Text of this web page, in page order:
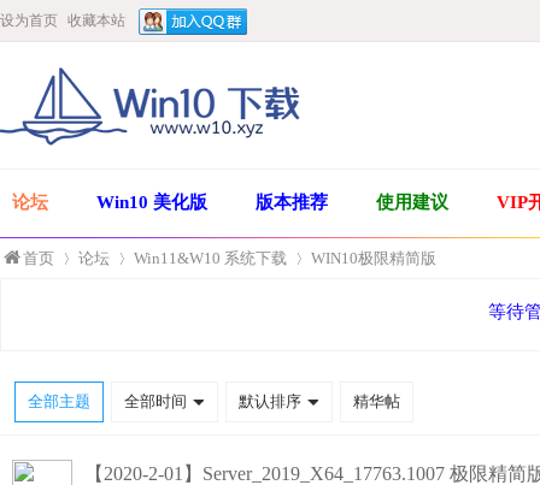
设为首页 收藏本站
论坛 Win10 美化版 版本推荐 使用建议 VIP
首页 论坛 Win11&W10 系统下载 WIN10极限精简版
等待
全部主题 全部时间 默认排序 精华帖
【2020-2-01】Server_2019_X64_17763.1007 极限精简